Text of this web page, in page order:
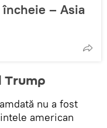
încheie – Asia
Trump
nu a fost
american